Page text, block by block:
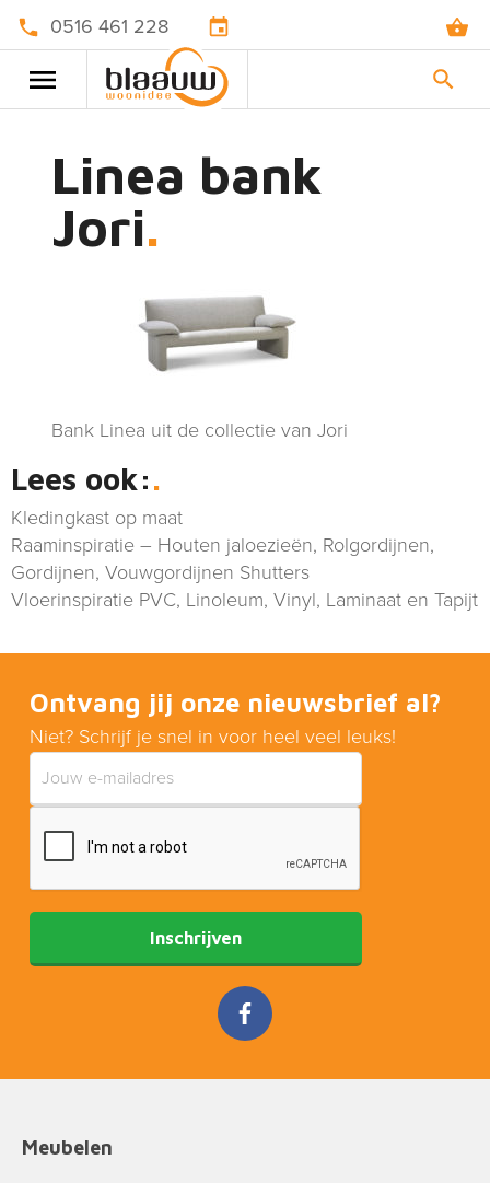
0516 461 228
Linea bank
Jori
Bank Linea uit de collectie van Jori
Lees ook:
Kledingkast op maat
Raaminspiratie – Houten jaloezieën, Rolgordijnen,
Gordijnen, Vouwgordijnen Shutters
Vloerinspiratie PVC, Linoleum, Vinyl, Laminaat en Tapijt
Ontvang jij onze nieuwsbrief al?
Niet? Schrijf je snel in voor heel veel leuks!
Inschrijven
Meubelen